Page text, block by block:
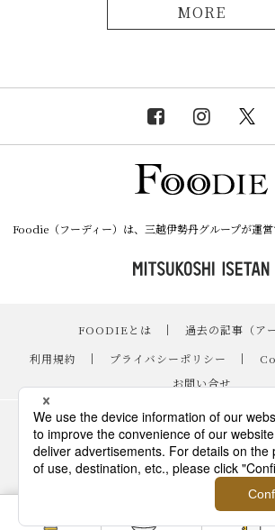
MORE
Foodie（フーディー）は、三越伊勢丹グループが運営
FOODIEとは ｜
過去の記事（ア
｜
利用規約 ｜ プライバシーポリシー ｜
お問い合せ
レシピ ｜
スイーツ
｜
手土産・ギフト ｜ ニュース・イベント ｜
読み物・コラム
｜ バイヤーのイチオシ！ ｜
｜